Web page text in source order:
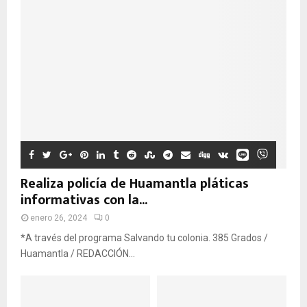
Realiza policía de Huamantla pláticas
informativas con la...
enero 26, 2024 0
*A través del programa Salvando tu colonia. 385 Grados /
Huamantla / REDACCIÓN...